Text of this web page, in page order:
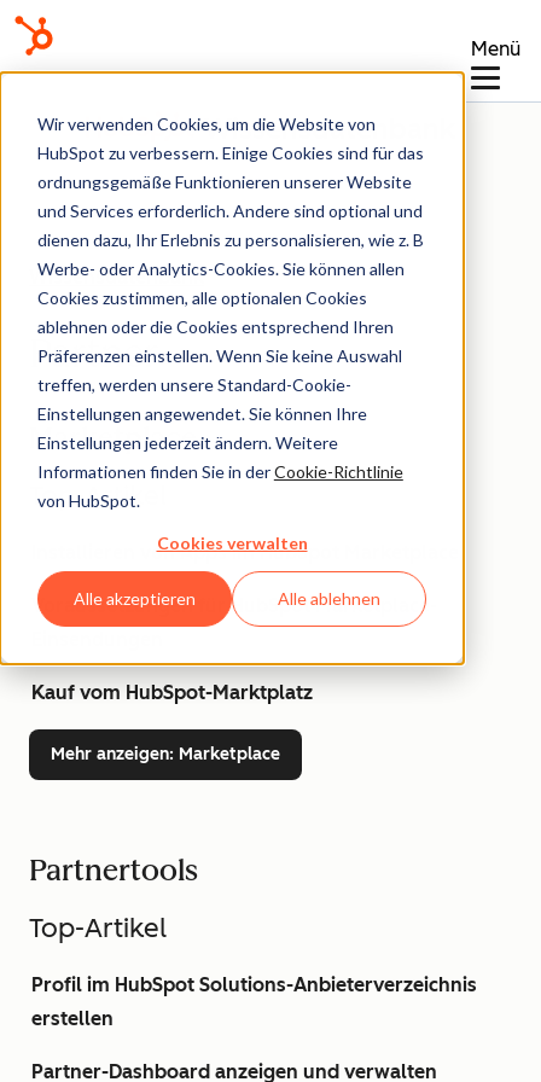
Wir verwenden Cookies, um die Website von
HubSpot zu verbessern. Einige Cookies sind für das
ordnungsgemäße Funktionieren unserer Website
und Services erforderlich. Andere sind optional und
dienen dazu, Ihr Erlebnis zu personalisieren, wie z. B
Werbe- oder Analytics-Cookies. Sie können allen
Cookies zustimmen, alle optionalen Cookies
ablehnen oder die Cookies entsprechend Ihren
Präferenzen einstellen. Wenn Sie keine Auswahl
treffen, werden unsere Standard-Cookie-
Einstellungen angewendet. Sie können Ihre
Einstellungen jederzeit ändern. Weitere
Informationen finden Sie in derCookie-Richtlinie
von HubSpot.
Cookies verwalten
Alle akzeptieren Alle ablehnen
Menü
Wissensdatenbank
Wissensdatenbank
Partner
Marketplace
Top-Artikel
Installieren von Apps im HubSpot Marketplace
Voraussetzungen für HubSpot Marketplace-
Kauf vom HubSpot-Marktplatz
Mehr anzeigen: Marketplace
Partnertools
Top-Artikel
Profil im HubSpot Solutions-Anbieterverzeichnis
erstellen
Partner-Dashboard anzeigen und verwalten